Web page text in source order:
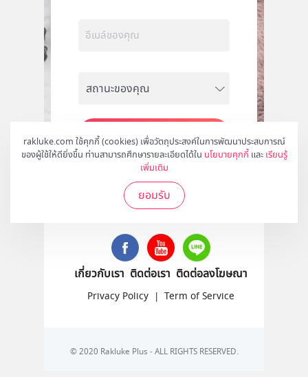
rakluke.com ใช้คุกกี้ (cookies) เพื่อวัตถุประสงค์ในการพัฒนาประสบการณ์
ของผู้ใช้ให้ดียิ่งขึ้น ท่านสามารถศึกษารายละเอียดได้ใน นโยบายคุกกี้ และ เรียนรู้
เพิ่มเติม
ยอมรับ
สมัคร
ติดตามเราได้ที่
เกี่ยวกับเรา ติดต่อเรา ติดต่อลงโฆษณา
Privacy Policy | Term of Service
© 2020 Rakluke Plus - ALL RIGHTS RESERVED.